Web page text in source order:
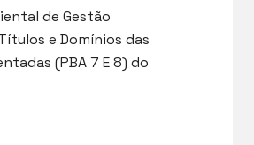
de Gestão
e Domínios das
(PBA 7 E 8) do